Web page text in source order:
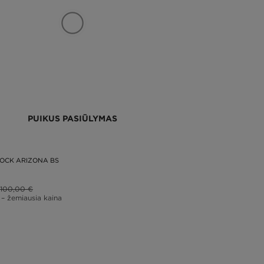
PUIKUS PASIŪLYMAS
ARIZONA BS
100,00 €
– žemiausia kaina